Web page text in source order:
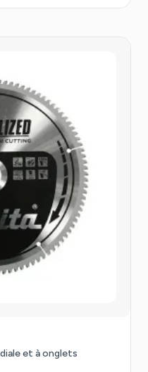
et à onglets